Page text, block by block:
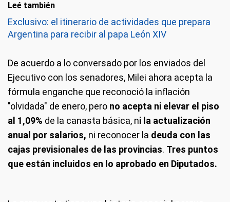
Leé también
Exclusivo: el itinerario de actividades que prepara
Argentina para recibir al papa León XIV
De acuerdo a lo conversado por los enviados del
Ejecutivo con los senadores, Milei ahora acepta la
fórmula enganche que reconoció la inflación
"olvidada" de enero, pero no acepta ni elevar el piso
al 1,09% de la canasta básica, ni la actualización
anual por salarios, ni reconocer la deuda con las
cajas previsionales de las provincias. Tres puntos
que están incluidos en lo aprobado en Diputados.